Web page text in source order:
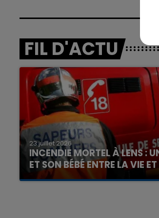
FIL D'ACTU
23 juillet 2026
INCENDIE MORTEL À LENS :
ET SON BÉBÉ ENTRE LA VIE
Un homme s'est immolé par le
7h00 - 12h00
La Team du